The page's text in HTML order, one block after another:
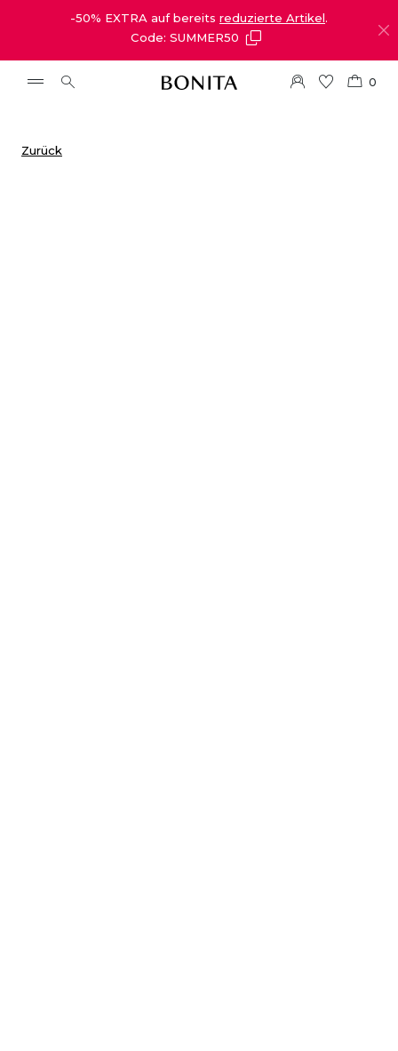
-50% EXTRA auf bereits reduzierte Artikel.
Code: SUMMER50
0
Zurück